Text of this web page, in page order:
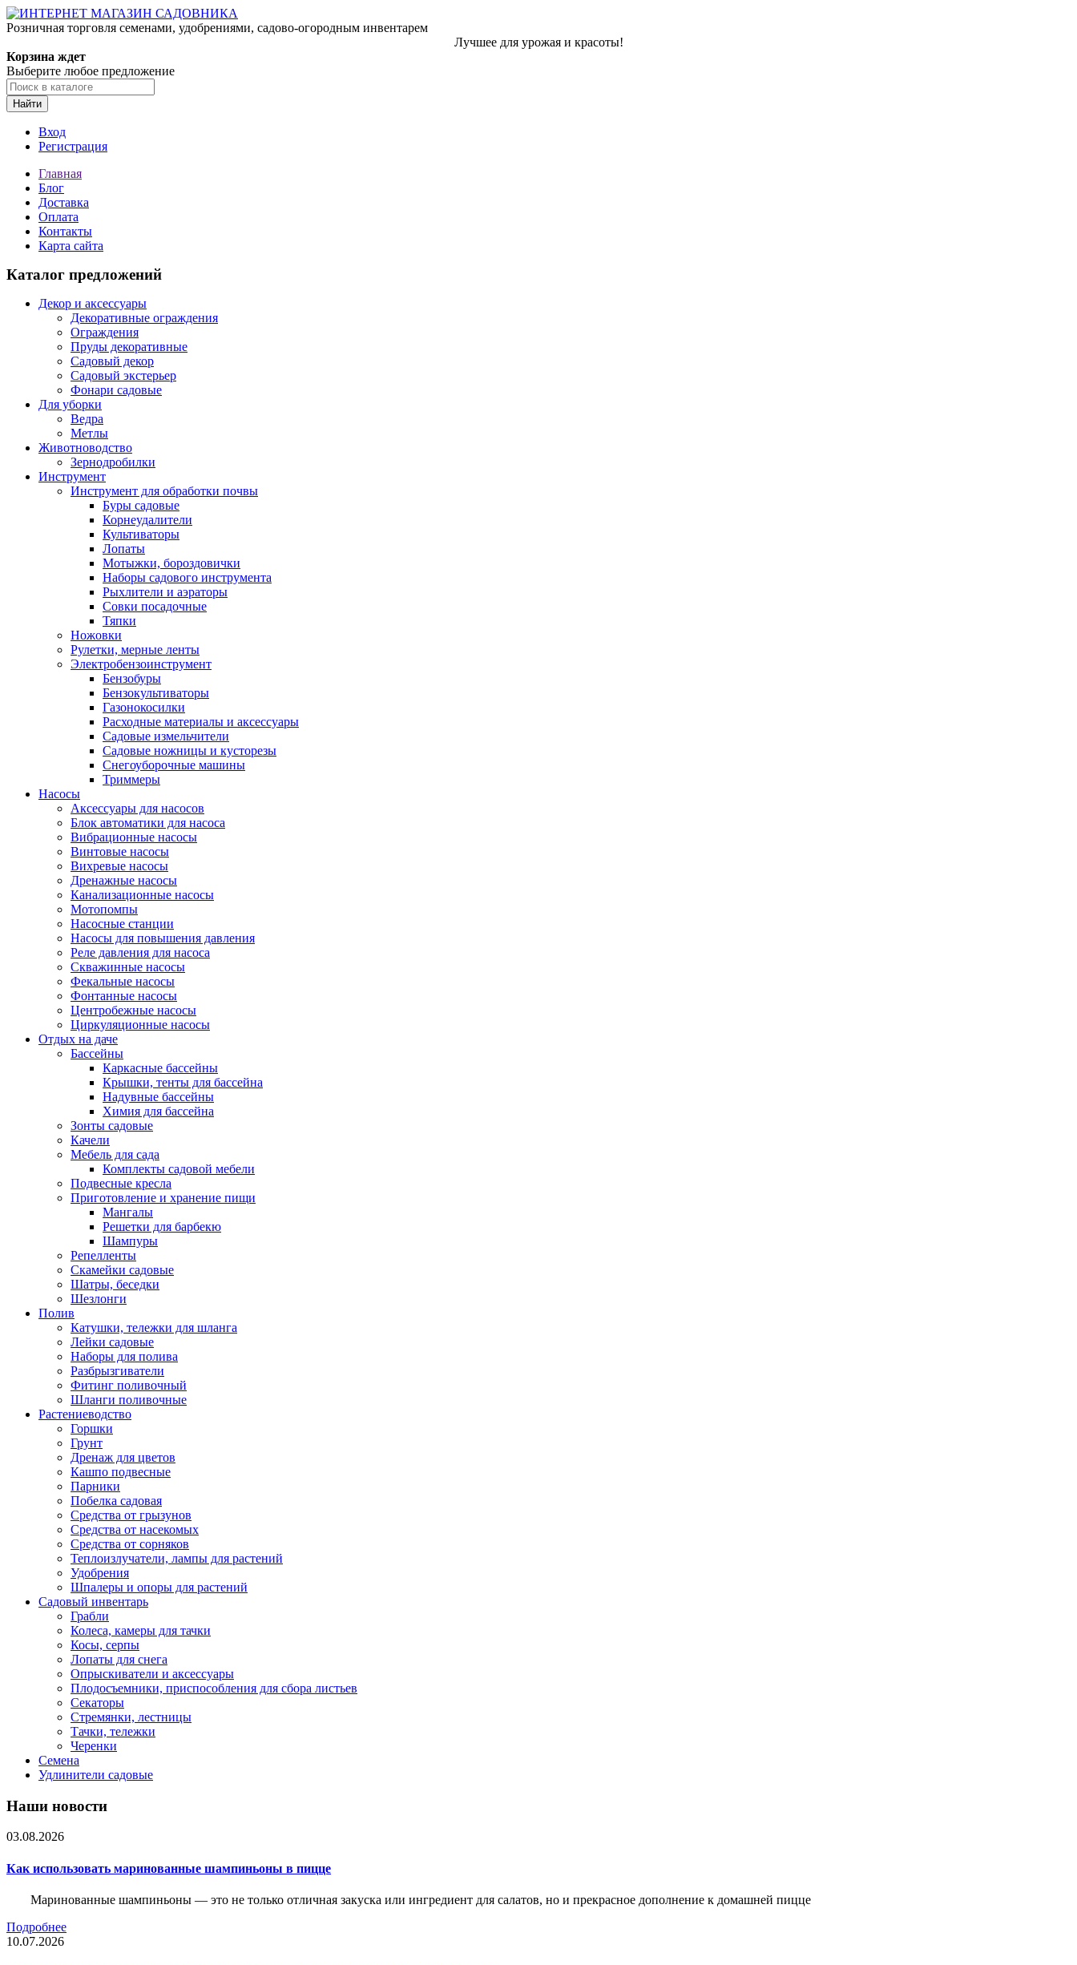
Розничная торговля семенами, удобрениями, садово-огородным инвентарем
Лучшее для урожая и красоты!
Корзина ждет
Выберите любое предложение
Найти
Вход
Регистрация
Главная
Блог
Доставка
Оплата
Контакты
Карта сайта
Каталог предложений
Декор и аксессуары
Декоративные ограждения
Ограждения
Пруды декоративные
Садовый декор
Садовый экстерьер
Фонари садовые
Для уборки
Ведра
Метлы
Животноводство
Зернодробилки
Инструмент
Инструмент для обработки почвы
Буры садовые
Корнеудалители
Культиваторы
Лопаты
Мотыжки, бороздовички
Наборы садового инструмента
Рыхлители и аэраторы
Совки посадочные
Тяпки
Ножовки
Рулетки, мерные ленты
Электробензоинструмент
Бензобуры
Бензокультиваторы
Газонокосилки
Расходные материалы и аксессуары
Садовые измельчители
Садовые ножницы и кусторезы
Снегоуборочные машины
Триммеры
Насосы
Аксессуары для насосов
Блок автоматики для насоса
Вибрационные насосы
Винтовые насосы
Вихревые насосы
Дренажные насосы
Канализационные насосы
Мотопомпы
Насосные станции
Насосы для повышения давления
Реле давления для насоса
Скважинные насосы
Фекальные насосы
Фонтанные насосы
Центробежные насосы
Циркуляционные насосы
Отдых на даче
Бассейны
Каркасные бассейны
Крышки, тенты для бассейна
Надувные бассейны
Химия для бассейна
Зонты садовые
Качели
Мебель для сада
Комплекты садовой мебели
Подвесные кресла
Приготовление и хранение пищи
Мангалы
Решетки для барбекю
Шампуры
Репелленты
Скамейки садовые
Шатры, беседки
Шезлонги
Полив
Катушки, тележки для шланга
Лейки садовые
Наборы для полива
Разбрызгиватели
Фитинг поливочный
Шланги поливочные
Растениеводство
Горшки
Грунт
Дренаж для цветов
Кашпо подвесные
Парники
Побелка садовая
Средства от грызунов
Средства от насекомых
Средства от сорняков
Теплоизлучатели, лампы для растений
Удобрения
Шпалеры и опоры для растений
Садовый инвентарь
Грабли
Колеса, камеры для тачки
Косы, серпы
Лопаты для снега
Опрыскиватели и аксессуары
Плодосъемники, приспособления для сбора листьев
Секаторы
Стремянки, лестницы
Тачки, тележки
Черенки
Семена
Удлинители садовые
Наши новости
03.08.2026
Как использовать маринованные шампиньоны в пицце
Маринованные шампиньоны — это не только отличная закуска или ингредиент для салатов, но и прекрасное дополнение к домашней пицце
Подробнее
10.07.2026